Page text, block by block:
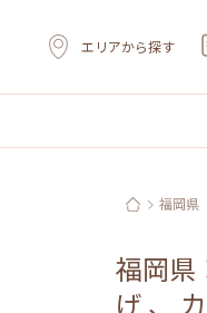
エリアから探す
福岡県
福岡県
げ 、